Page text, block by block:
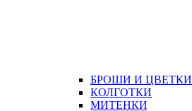
БРОШИ И ЦВЕТКИ
КОЛГОТКИ
МИТЕНКИ